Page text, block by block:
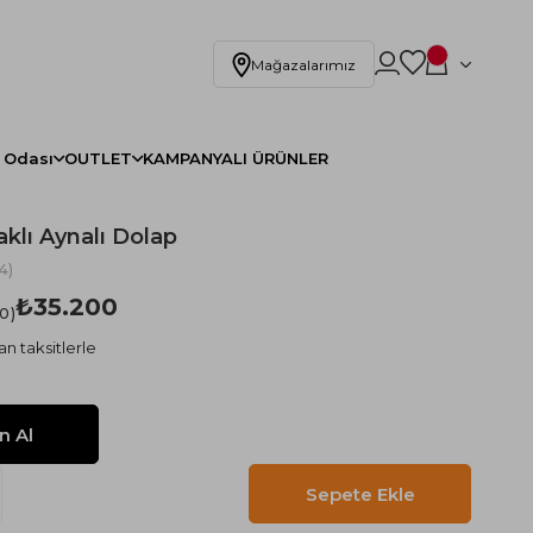
Mağazalarımız
OUTLET KAMPANYALI ÜRÜNLER
Aynalı Dolap
₺35.200
taksitlerle